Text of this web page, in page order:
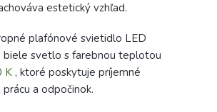
estetický vzhľad.
plafónové svietidlo LED
biele svetlo s farebnou teplotou
K , ktoré poskytuje príjemné
a odpočinok.